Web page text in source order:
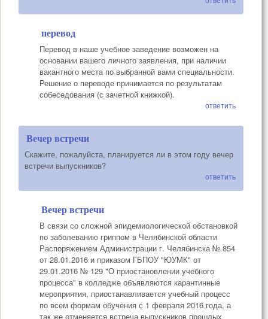
перевод
Перевод в наше учебное заведение возможен на
основании вашего личного заявления, при наличии
вакантного места по выбранной вами специальности.
Решение о переводе принимается по результатам
собеседования (с зачетной книжкой).
ответить
Вечер встречи
Скажите, пожалуйста, планируется ли в этом году вечер
встречи выпускников?
ответить
Вечер встречи
В связи со сложной эпидемиологической обстановкой
по заболеванию гриппом в Челябинской области
Распоряжением Администрации г. Челябинска № 854
от 28.01.2016 и приказом ГБПОУ "ЮУМК" от
29.01.2016 № 129 "О приостановлении учебного
процесса" в колледже объявляются карантинные
мероприятия, приостанавливается учебный процесс
по всем формам обучения с 1 февраля 2016 года, а
так же отменяется встреча выпускников прошлых